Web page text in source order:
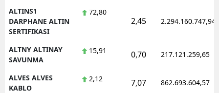
ALTINS1
DARPHANE ALTIN
SERTIFIKASI
72,80
2,45 2.294.160.747,94
ALTNY ALTINAY
SAVUNMA
15,91 0,70 217.121.259,65
ALVES ALVES
KABLO
2,12 7,07 862.693.604,57